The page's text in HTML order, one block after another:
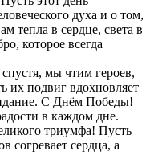
духа и о том,
тепла в сердце, света в
которое всегда
мы чтим героев,
их подвиг вдохновляет
С Днём Победы!
в каждом дне.
триумфа! Пусть
согревает сердца, а